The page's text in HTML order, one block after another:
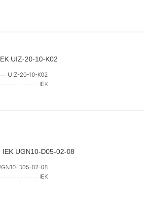
UIZ-20-10-K02
UIZ-20-10-K02
IEK
UGN10-D05-02-08
D05-02-08
IEK